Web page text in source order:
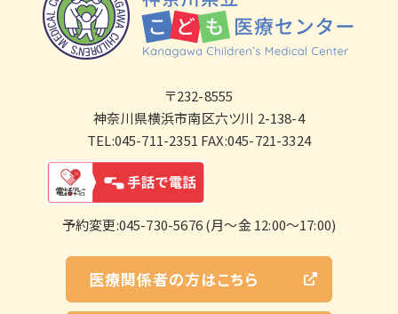
〒232-8555
神奈川県横浜市南区六ツ川 2-138-4
TEL:045-711-2351 FAX:045-721-3324
予約変更:045-730-5676 (月～金 12:00～17:00)
医療関係者の方はこちら